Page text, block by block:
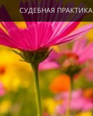
СУДЕБНАЯ ПРАКТИКА